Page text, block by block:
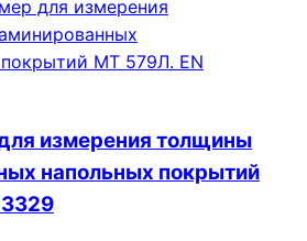
измерения толщины
напольных покрытий